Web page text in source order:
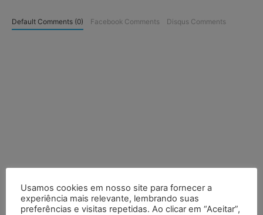
Default Comments (0) Facebook Comments Disqus Comments
Usamos cookies em nosso site para fornecer a
experiência mais relevante, lembrando suas
preferências e visitas repetidas. Ao clicar em “Aceitar”,